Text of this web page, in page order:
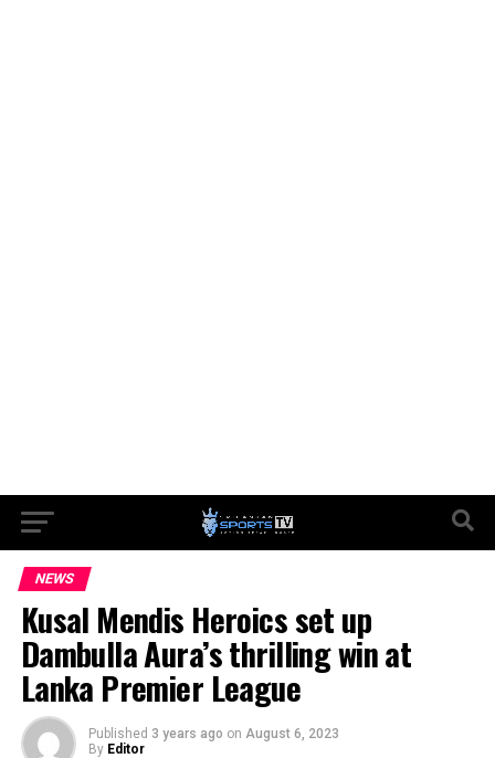
NEWS
Kusal Mendis Heroics set up
Dambulla Aura’s thrilling win at
Lanka Premier League
Published 3 years ago on August 6, 2023
By Editor